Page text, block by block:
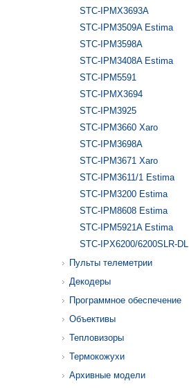
STC-IPMX3693A
STC-IPM3509A Estima
STC-IPM3598A
STC-IPM3408A Estima
STC-IPM5591
STC-IPMX3694
STC-IPM3925
STC-IPM3660 Xaro
STC-IPM3698A
STC-IPM3671 Xaro
STC-IPM3611/1 Estima
STC-IPM3200 Estima
STC-IPM8608 Estima
STC-IPM5921A Estima
STC-IPX6200/6200SLR-DL
Пульты телеметрии
Декодеры
Программное обеспечение
Объективы
Тепловизоры
Термокожухи
Архивные модели